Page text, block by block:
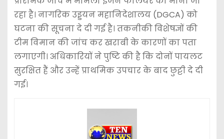
रहा है। नागरिक उड्डयन महानिदेशालय(DGCA) को
घटना की सूचना दे दी गई है। तकनीकी विशेषज्ञों की
टीम विमान की जांच कर खराबी के कारणों का पता
लगाएगी। अधिकारियों ने पुष्टि की है कि दोनों पायलट
सुरक्षित हैं और उन्हें प्राथमिक उपचार के बाद छुट्टी दे दी
गई।